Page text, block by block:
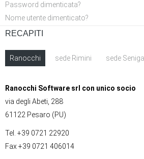
Password dimenticata?
Nome utente dimenticato?
RECAPITI
Ranocchi sede Rimini sede
Ranocchi Software srl con unico socio
via degli Abeti, 288
61122 Pesaro (PU)
Tel. +39 0721 22920
Fax +39 0721 406014